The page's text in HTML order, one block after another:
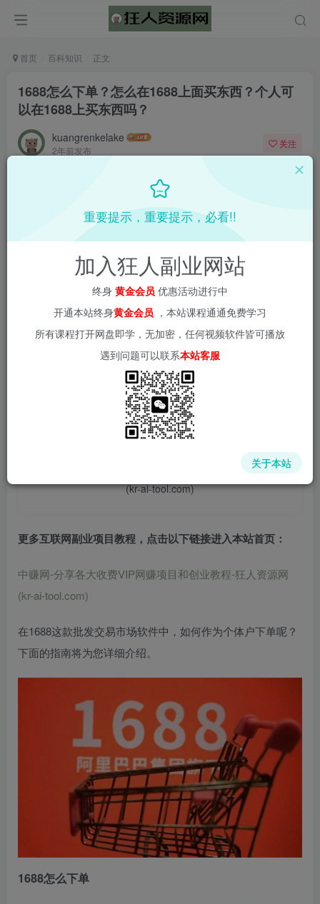
首页 百科知识 正文
1688怎么下单？怎么在1688上面买东西？个人可
以在1688上买东西吗？
kuangrenkelake
2年前发布
关注
📌 1000➕互联网副业项目教程，更多网赚项目，点击以下
链接进入本站首页：
中赚网 - 分享各大收费VIP网赚项目和创业教程 - 狂人资源
(kr-ai-tool.com)
更多互联网副业项目教程，点击以下链接进入本站首页 ：
中赚网-分享各大收费VIP网赚项目和创业教程-狂人资源网
(kr-ai-tool.com)
在1688这款批发交易市场软件中，如何作为个体户下单呢？
下面的指南将为您详细介绍。
1688怎么下单
重要提示，重要提示，必看!!
加入狂人副业网站
终身 黄金会员 优惠活动进行中
开通本站终身黄金会员 ，本站课程通通免费学习
所有课程打开网盘即学，无加密，任何视频软件皆可播放
遇到问题可以联系本站客服
关于本站